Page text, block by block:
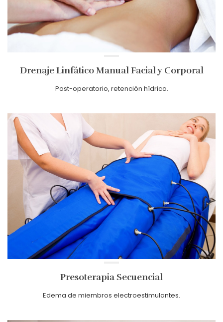
Drenaje Linfático Manual Facial y Corporal
Post-operatorio, retención hídrica.
Presoterapia Secuencial
Edema de miembros electroestimulantes.